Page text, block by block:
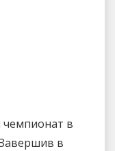
чемпионат в
в